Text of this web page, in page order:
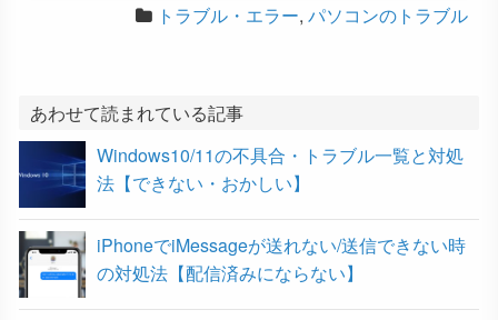
c
b
o
o
k
t
e
t
a
n
c
t
トラブル・エラー, パソコンのトラブル
あわせて読まれている記事
Windows10/11の不具合・トラブル一覧と対処
法【できない・おかしい】
iPhoneでiMessageが送れない/送信できない時
の対処法【配信済みにならない】